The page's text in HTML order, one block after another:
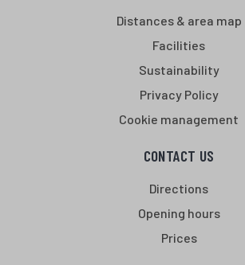
Distances & area map
Facilities
Sustainability
Privacy Policy
Cookie management
CONTACT US
Directions
Opening hours
Prices